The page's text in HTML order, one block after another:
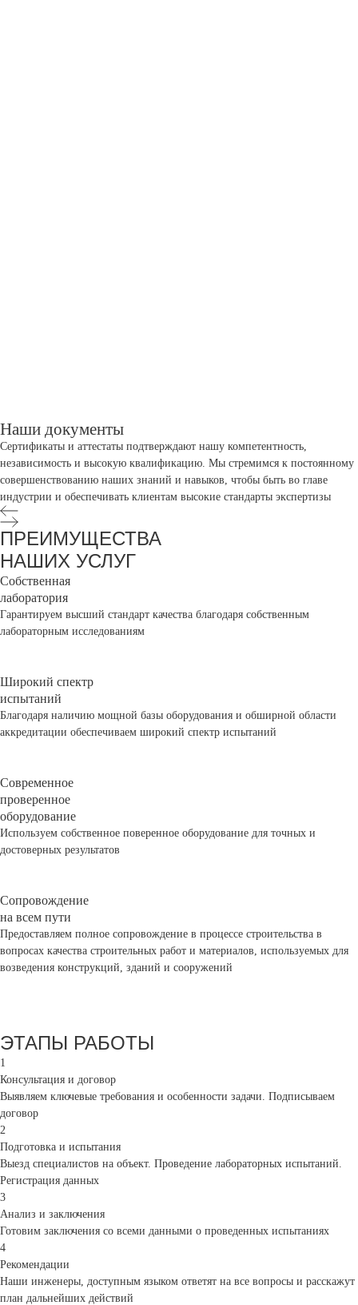
Наши документы
Сертификаты и аттестаты подтверждают нашу компетентность,
независимость и высокую квалификацию. Мы стремимся к постоянному
совершенствованию наших знаний и навыков, чтобы быть во главе
индустрии и обеспечивать клиентам высокие стандарты экспертизы
ПРЕИМУЩЕСТВА
НАШИХ УСЛУГ
Собственная
лаборатория
Гарантируем высший стандарт качества благодаря собственным
лабораторным исследованиям
Широкий спектр
испытаний
Благодаря наличию мощной базы оборудования и обширной области
аккредитации обеспечиваем широкий спектр испытаний
Современное
проверенное
оборудование
Используем собственное поверенное оборудование для точных и
достоверных результатов
Сопровождение
на всем пути
Предоставляем полное сопровождение в процессе строительства в
вопросах качества строительных работ и материалов, используемых для
возведения конструкций, зданий и сооружений
ЭТАПЫ РАБОТЫ
1
Консультация и договор
Выявляем ключевые требования и особенности задачи. Подписываем
договор
2
Подготовка и испытания
Выезд специалистов на объект. Проведение лабораторных испытаний.
Регистрация данных
3
Анализ и заключения
Готовим заключения со всеми данными о проведенных испытаниях
4
Рекомендации
Наши инженеры, доступным языком ответят на все вопросы и расскажут
план дальнейших действий